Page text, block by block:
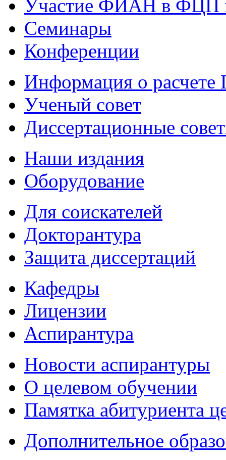
Участие ФИАН в ФЦП
Семинары
Конференции
Информация о
Ученый совет
Диссертационные
Наши издания
Оборудование
Для соискателей
Докторантура
Защита диссертаций
Кафедры
Лицензии
Аспирантура
Новости аспирантуры
О целевом обучении
Памятка абитуриента
Дополнительное